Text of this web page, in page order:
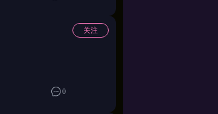
关注
0